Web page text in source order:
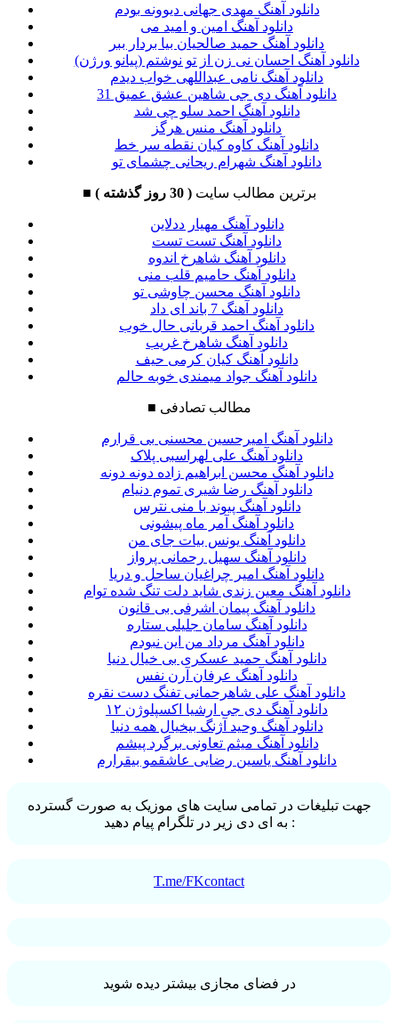
دانلود آهنگ مهدی جهانی دیوونه بودم
دانلود آهنگ امین و امید می
دانلود آهنگ حمید صالحیان بیا بردار ببر
دانلود آهنگ احسان نی زن از تو نوشتم (پیانو ورژن)
دانلود آهنگ نامی عبداللهی خواب دیدم
دانلود آهنگ دی جی شاهین عشق عمیق 31
دانلود آهنگ احمد سلو چی شد
دانلود آهنگ منس هرگز
دانلود آهنگ کاوه کیان نقطه سر خط
دانلود آهنگ شهرام ریحانی چشمای تو
■ برترین مطالب سایت( 30 روز گذشته )
دانلود آهنگ مهیار ددلاین
دانلود آهنگ تست تست
دانلود آهنگ شاهرخ اندوه
دانلود آهنگ حامیم قلب منی
دانلود آهنگ محسن چاوشی تو
دانلود آهنگ 7 باند ای داد
دانلود آهنگ احمد قربانی حال خوب
دانلود آهنگ شاهرخ غریب
دانلود آهنگ کیان کرمی حیف
دانلود آهنگ جواد میمندی خوبه حالم
■ مطالب تصادفی
دانلود آهنگ امیرحسین محسنی بی قرارم
دانلود آهنگ علی لهراسبی پلاک
دانلود آهنگ محسن ابراهیم زاده دونه دونه
دانلود آهنگ رضا شیری تموم دنیام
دانلود آهنگ پیوند با منی نترس
دانلود آهنگ آمر ماه پیشونی
دانلود آهنگ یونس بیات جای من
دانلود آهنگ سهیل رحمانی پرواز
دانلود آهنگ امیر چراغیان ساحل و دریا
دانلود آهنگ معین زندی شاید دلت تنگ شده توام
دانلود آهنگ پیمان اشرفی بی قانون
دانلود آهنگ سامان جلیلی ستاره
دانلود آهنگ مرداد من این نبودم
دانلود آهنگ حمید عسکری بی خیال دنیا
دانلود آهنگ عرفان آرن نفس
دانلود آهنگ علی شاهرحمانی تفنگ دست نقره
دانلود آهنگ دی جی ارشیا اکسپلوژن ١٢
دانلود آهنگ وحید آژنگ بیخیال همه دنیا
دانلود آهنگ میثم تعاونی برگرد پیشم
دانلود آهنگ یاسین رضایی عاشقمو بیقرارم
جهت تبلیغات در تمامی سایت های موزیک به صورت گسترده
به ای دی زیر در تلگرام پیام دهید :
T.me/FKcontact
در فضای مجازی بیشتر دیده شوید